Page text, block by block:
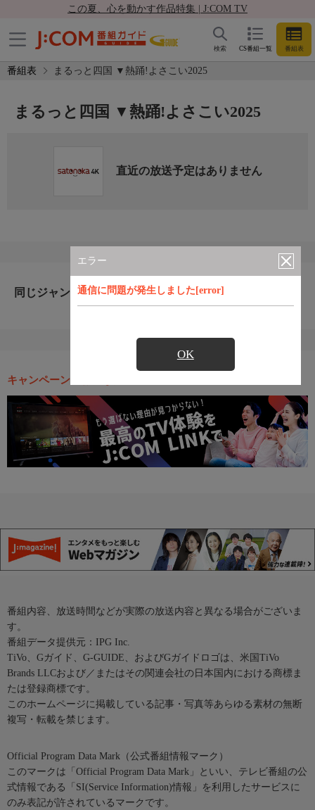
この夏、心を動かす作品特集 | J:COM TV
CS番組一覧 番組表
検索
番組表 まるっと四国 ▼熱踊!よさこい2025
エラー
通信に問題が発生しました[error]
OK
まるっと四国 ▼熱踊!よさこい2025
直近の放送予定はありません
同じジャンルのおすすめ番組
キャンペーン・お得な情報
番組内容、放送時間などが実際の放送内容と異なる場合がございま
す。
番組データ提供元：IPG Inc.
TiVo、Gガイド、G-GUIDE、およびGガイドロゴは、米国TiVo
Brands LLCおよび／またはその関連会社の日本国内における商標ま
たは登録商標です。
このホームページに掲載している記事・写真等あらゆる素材の無断
複写・転載を禁じます。
Official Program Data Mark（公式番組情報マーク）
このマークは「Official Program Data Mark」といい、テレビ番組の公
式情報である「SI(Service Information)情報」を利用したサービスに
のみ表記が許されているマークです。